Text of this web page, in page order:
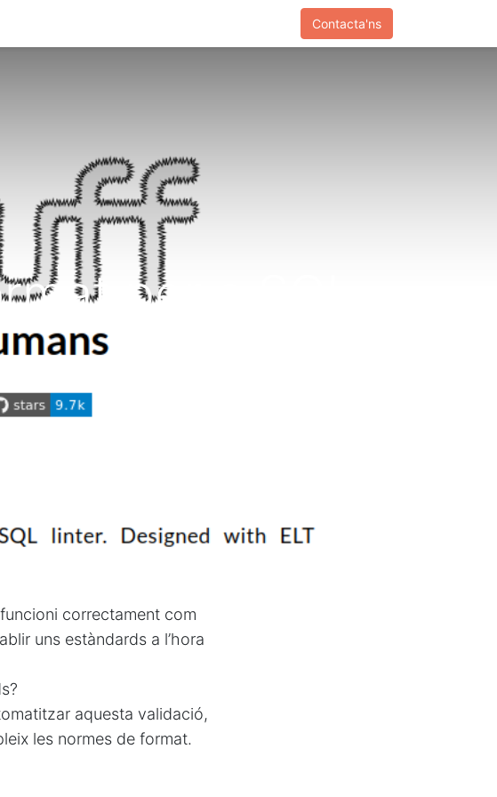
Contacta'ns
per a SQL
correctament com
uns estàndards a l’hora
aquesta validació,
les normes de format.